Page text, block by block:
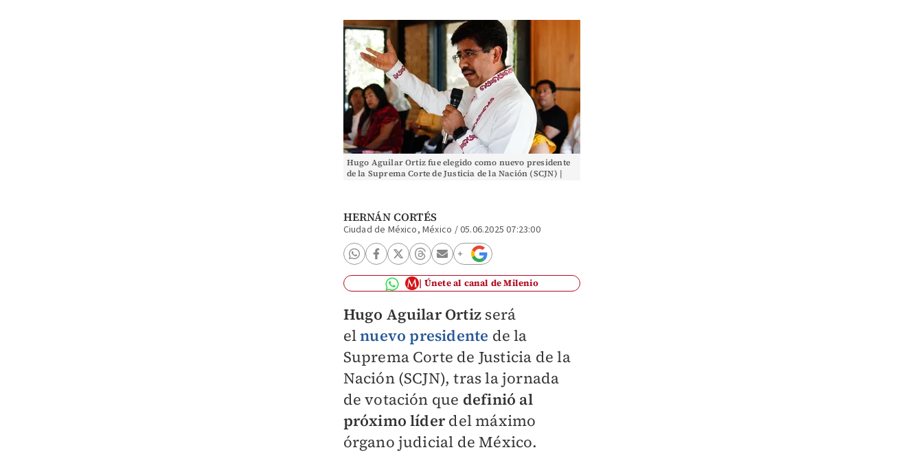
Hugo Aguilar Ortiz fue elegido como nuevo presidente
de la Suprema Corte de Justicia de la Nación (SCJN) |
HERNÁN CORTÉS
Ciudad de México, México /05.06.2025 07:23:00
Únete al canal de Milenio
Hugo Aguilar Ortiz será
elnuevo presidente de la
Suprema Corte de Justicia de la
Nación (SCJN), tras la jornada
de votación que definió al
próximo líderdel máximo
órgano judicial de México.